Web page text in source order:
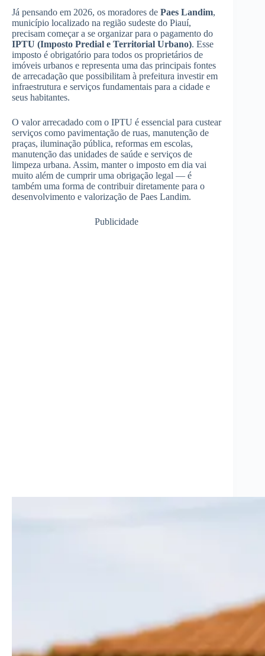
Já pensando em 2026, os moradores de Paes Landim,
município localizado na região sudeste do Piauí,
precisam começar a se organizar para o pagamento do
IPTU (Imposto Predial e Territorial Urbano). Esse
imposto é obrigatório para todos os proprietários de
imóveis urbanos e representa uma das principais fontes
de arrecadação que possibilitam à prefeitura investir em
infraestrutura e serviços fundamentais para a cidade e
seus habitantes.
O valor arrecadado com o IPTU é essencial para custear
serviços como pavimentação de ruas, manutenção de
praças, iluminação pública, reformas em escolas,
manutenção das unidades de saúde e serviços de
limpeza urbana. Assim, manter o imposto em dia vai
muito além de cumprir uma obrigação legal — é
também uma forma de contribuir diretamente para o
desenvolvimento e valorização de Paes Landim.
Publicidade